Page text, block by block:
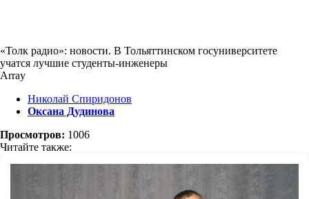
«Толк радио»: новости. В Тольяттинском госуниверситете
учатся лучшие студенты-инженеры
Array
Николай Спиридонов
Оксана Дудинова
Просмотров: 1006
Читайте также: